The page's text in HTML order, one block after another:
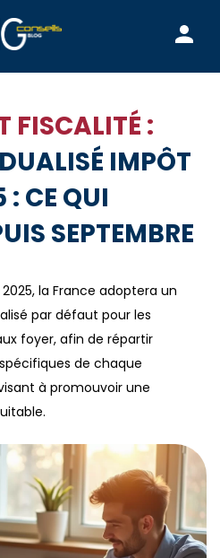
FISCALITÉ :
IMPÔT
: CE QUI
SEPTEMBRE
la France adoptera un
par défaut pour les
foyer, afin de répartir
de chaque
à promouvoir une